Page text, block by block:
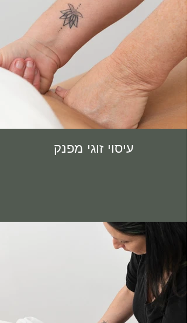
עיסוי זוגי מפנק